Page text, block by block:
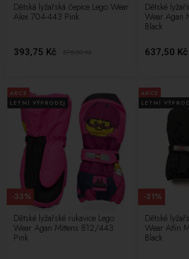
Dětská lyžařská čepice Lego Wear
Alex 704-443 Pink
393,75 Kč 575,00Kč
Dětské
Wear Agan
Black
637,50 Kč
AKCE
LETNÍ VÝPRODEJ
Dětské lyžařské rukavice Lego
Wear Agan Mittens 812/443
Pink
-33%
AKCE
LETNÍ
Dětské
Wear Atlin
Black
-31%